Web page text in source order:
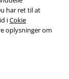
har ret til at
iCokie
oplysninger om